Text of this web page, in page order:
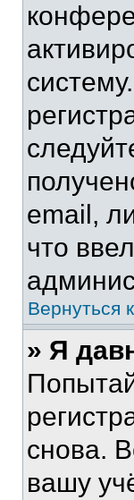
email,
что
Вернуться
» Я
снова.
вашу